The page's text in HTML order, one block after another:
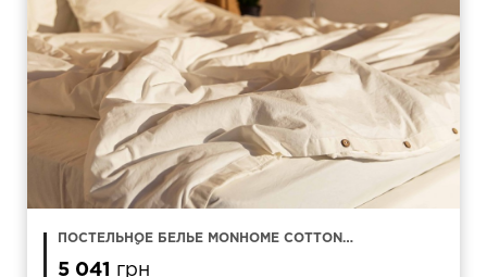
ПОСТЕЛЬНОЕ БЕЛЬЕ MONHOME COTTON
5 041 грн